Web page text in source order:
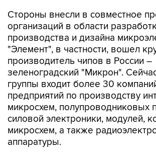
Стороны внесли в совместное
организаций в области
производства и дизайна
"Элемент", в частности, вошел
производитель чипов в России –
зеленоградский "Микрон".
группы входит более 30
предприятий по производству
микросхем, полупроводниковых
силовой электроники, модулей,
микросхем, а также
аппаратуры.